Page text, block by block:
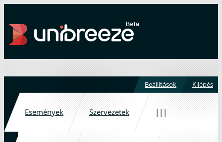
Beállítások Kilépés
Események Szervezetek |||